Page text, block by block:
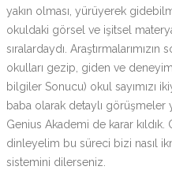
yakın olması, yürüyerek
okuldaki görsel ve işitsel
sıralardaydı.
okulları gezip, giden ve
bilgiler Sonucu) okul sayımızı
baba olarak detaylı görüşmeler
Genius Akademi de karar
dinleyelim bu süreci bizi nasıl
sistemini dilerseniz.